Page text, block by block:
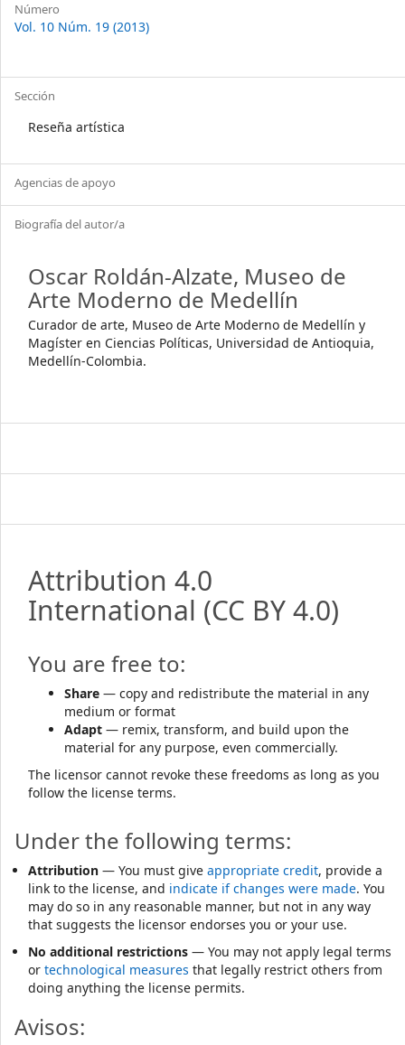
Número
Vol. 10 Núm. 19 (2013)
Sección
Reseña artística
Agencias de apoyo
Biografía del autor/a
Oscar Roldán-Alzate, Museo de
Arte Moderno de Medellín
Curador de arte, Museo de Arte Moderno de Medellín y
Magíster en Ciencias Políticas, Universidad de Antioquia,
Medellín-Colombia.
Attribution 4.0
International (CC BY 4.0)
You are free to:
Share — copy and redistribute the material in any
medium or format
Adapt — remix, transform, and build upon the
material for any purpose, even commercially.
The licensor cannot revoke these freedoms as long as you
follow the license terms.
Under the following terms:
Attribution — You must give appropriate credit, provide a
link to the license, and indicate if changes were made. You
may do so in any reasonable manner, but not in any way
that suggests the licensor endorses you or your use.
No additional restrictions — You may not apply legal terms
or technological measures that legally restrict others from
doing anything the license permits.
Avisos: